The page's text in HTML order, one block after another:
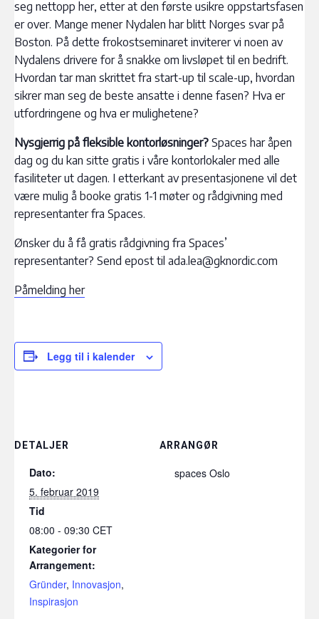
seg nettopp her, etter at den første usikre oppstartsfasen
er over. Mange mener Nydalen har blitt Norges svar på
Boston. På dette frokostseminaret inviterer vi noen av
Nydalens drivere for å snakke om livsløpet til en bedrift.
Hvordan tar man skrittet fra start-up til scale-up, hvordan
sikrer man seg de beste ansatte i denne fasen? Hva er
utfordringene og hva er mulighetene?
Nysgjerrig på fleksible kontorløsninger? Spaces har åpen
dag og du kan sitte gratis i våre kontorlokaler med alle
fasiliteter ut dagen. I etterkant av presentasjonene vil det
være mulig å booke gratis 1-1 møter og rådgivning med
representanter fra Spaces.
Ønsker du å få gratis rådgivning fra Spaces’
representanter? Send epost til ada.lea@gknordic.com
Påmelding her
Legg til i kalender
DETALJER
Dato:
5. februar 2019
Tid
08:00 - 09:30 CET
Kategorier for
Arrangement:
Gründer, Innovasjon,
Inspirasjon
ARRANGØR
spaces Oslo